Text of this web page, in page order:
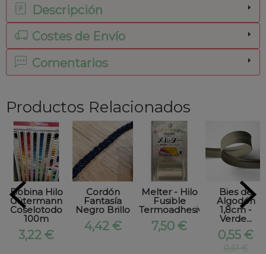
Descripción
Costes de Envío
Comentarios
Productos Relacionados
Bobina Hilo
Gütermann
Coselotodo
100m
3,22 €
Cordón
Fantasía
Negro Brillo
4,42 €
Melter - Hilo
Fusible
Termoadhesivo...
7,50 €
Bies de
Algodón
1,8cm -
Verde...
0,55 €
0,61 €